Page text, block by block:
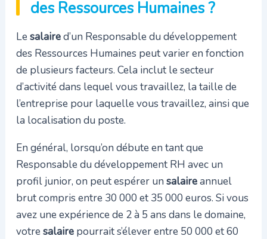
des Ressources Humaines ?
Lesalaired’un Responsable du développement
des Ressources Humaines peut varier en fonction
de plusieurs facteurs. Cela inclut le secteur
d’activité dans lequel vous travaillez, la taille de
l’entreprise pour laquelle vous travaillez, ainsi que
la localisation du poste.
En général, lorsqu’on débute en tant que
Responsable du développement RH avec un
profil junior, on peut espérer un salaireannuel
brut compris entre 30 000 et 35 000 euros. Si vous
avez une expérience de 2 à 5 ans dans le domaine,
votresalairepourrait s’élever entre 50 000 et 60